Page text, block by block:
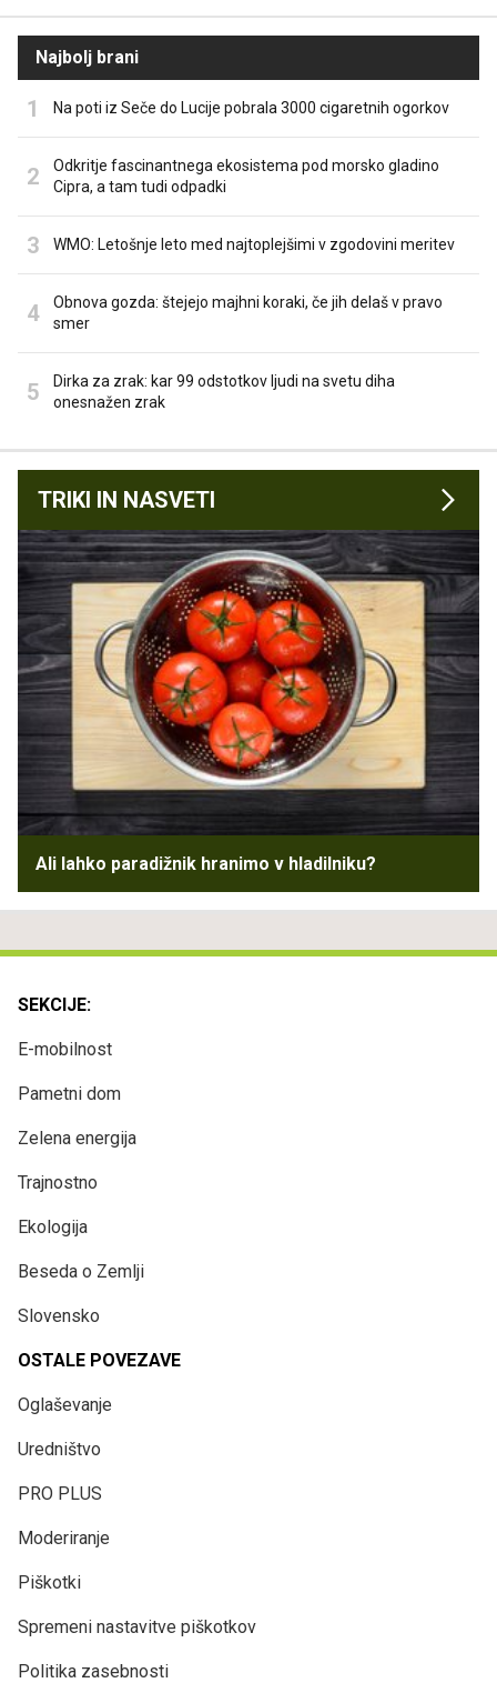
Najbolj brani
Na poti iz Seče do Lucije pobrala 3000 cigaretnih ogorkov
Odkritje fascinantnega ekosistema pod morsko gladino
Cipra, a tam tudi odpadki
WMO: Letošnje leto med najtoplejšimi v zgodovini meritev
Obnova gozda: štejejo majhni koraki, če jih delaš v pravo
smer
Dirka za zrak: kar 99 odstotkov ljudi na svetu diha
onesnažen zrak
TRIKI IN NASVETI
Ali lahko paradižnik hranimo v hladilniku?
SEKCIJE:
E-mobilnost
Pametni dom
Zelena energija
Trajnostno
Ekologija
Beseda o Zemlji
Slovensko
OSTALE POVEZAVE
Oglaševanje
Uredništvo
PRO PLUS
Moderiranje
Piškotki
Spremeni nastavitve piškotkov
Politika zasebnosti